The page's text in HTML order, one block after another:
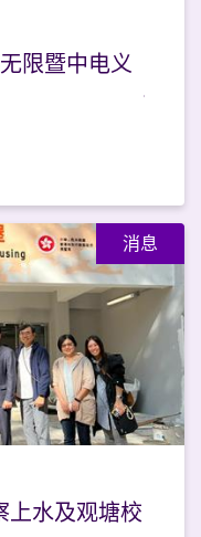
限暨中电义
消息
上水及观塘校